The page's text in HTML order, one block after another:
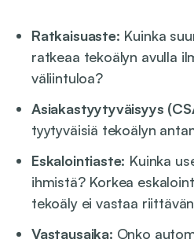
Ratkaisuaste: Kuinka
ratkeaa tekoälyn avulla
väliintuloa?
Asiakastyytyväisyys
tyytyväisiä tekoälyn
Eskalointiaste: Kuinka
ihmistä? Korkea
tekoäly ei vastaa
Vastausaika: Onko